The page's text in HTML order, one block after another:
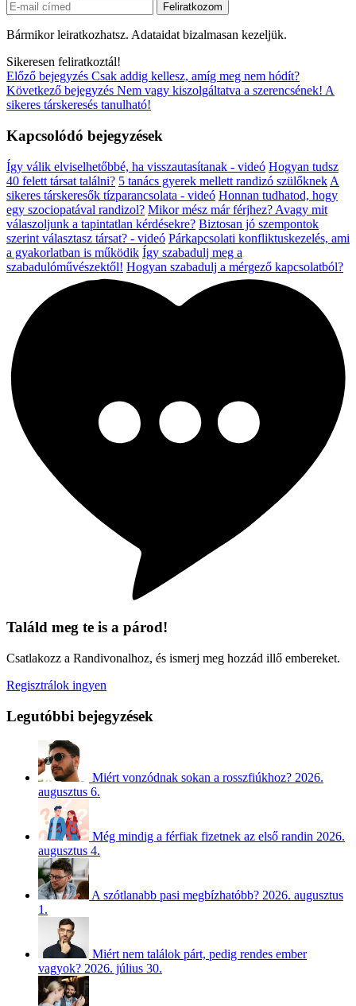
Bármikor leiratkozhatsz. Adataidat bizalmasan kezeljük.
Sikeresen feliratkoztál!
Előző bejegyzés Csak addig kellesz, amíg meg nem hódít?
Következő bejegyzés Nem vagy kiszolgáltatva a szerencsének! A
sikeres társkeresés tanulható!
Kapcsolódó bejegyzések
Így válik elviselhetőbbé, ha visszautasítanak - videó Hogyan tudsz
40 felett társat találni? 5 tanács gyerek mellett randizó szülőknek A
sikeres társkeresők tízparancsolata - videó Honnan tudhatod, hogy
egy szociopatával randizol? Mikor mész már férjhez? Avagy mit
válaszoljunk a tapintatlan kérdésekre? Biztosan jó szempontok
szerint választasz társat? - videó Párkapcsolati konfliktuskezelés, ami
a gyakorlatban is működik Így szabadulj meg a
szabadulóművészektől! Hogyan szabadulj a mérgező kapcsolatból?
Találd meg te is a párod!
Csatlakozz a Randivonalhoz, és ismerj meg hozzád illő embereket.
Regisztrálok ingyen
Legutóbbi bejegyzések
Miért vonzódnak sokan a rosszfiúkhoz? 2026.
augusztus 6.
Még mindig a férfiak fizetnek az első randin 2026.
augusztus 4.
A szótlanabb pasi megbízhatóbb? 2026. augusztus
1.
Miért nem találok párt, pedig rendes ember
vagyok? 2026. július 30.